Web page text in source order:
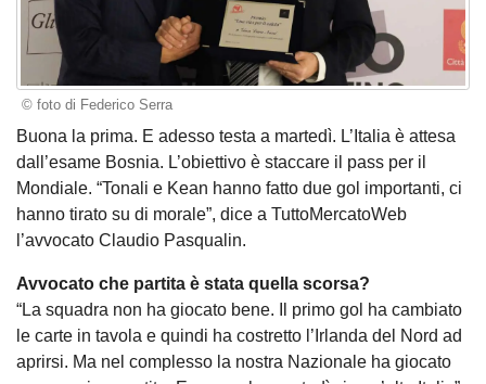
© foto di Federico Serra
Buona la prima. E adesso testa a martedì. L’Italia è attesa
dall’esame Bosnia. L’obiettivo è staccare il pass per il
Mondiale. “Tonali e Kean hanno fatto due gol importanti, ci
hanno tirato su di morale”, dice a TuttoMercatoWeb
l’avvocato Claudio Pasqualin.
Avvocato che partita è stata quella scorsa?
“La squadra non ha giocato bene. Il primo gol ha cambiato
le carte in tavola e quindi ha costretto l’Irlanda del Nord ad
aprirsi. Ma nel complesso la nostra Nazionale ha giocato